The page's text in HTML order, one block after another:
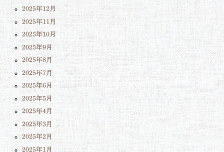
2025年12月
2025年11月
2025年10月
2025年9月
2025年8月
2025年7月
2025年6月
2025年5月
2025年4月
2025年3月
2025年2月
2025年1月